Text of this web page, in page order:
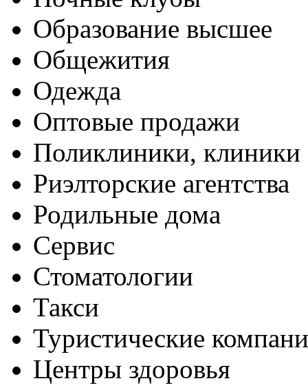
Образование высшее
Общежития
Одежда
Оптовые продажи
Поликлиники, клиники
Риэлторские агентства
Родильные дома
Сервис
Стоматологии
Такси
Туристические
Центры здоровья